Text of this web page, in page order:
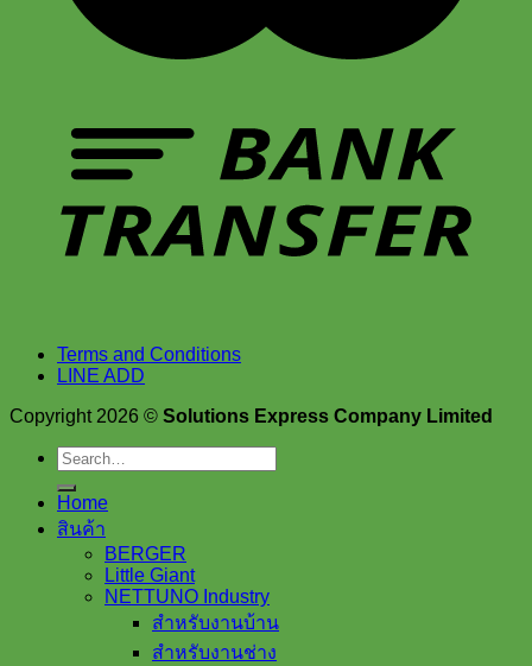
Terms and Conditions
LINE ADD
Copyright 2026 © Solutions Express Company Limited
Search
for:
Home
สินค้า
BERGER
Little Giant
NETTUNO Industry
สำหรับงานบ้าน
สำหรับงานช่าง